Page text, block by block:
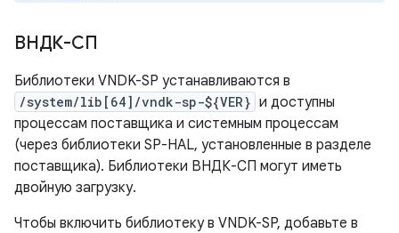
ВНДК-СП
Библиотеки VNDK-SP устанавливаются в
/system/lib[64]/vndk-sp-${VER} и доступны
процессам поставщика и системным процессам
(через библиотеки SP-HAL, установленные в разделе
поставщика). Библиотеки ВНДК-СП могут иметь
двойную загрузку.
Чтобы включить библиотеку в VNDK-SP, добавьте в